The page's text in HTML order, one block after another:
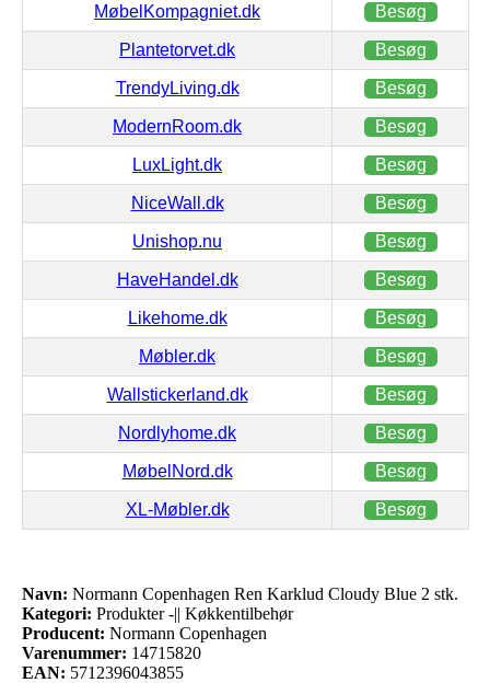
MøbelKompagniet.dk Besøg
Plantetorvet.dk Besøg
TrendyLiving.dk Besøg
ModernRoom.dk Besøg
LuxLight.dk Besøg
NiceWall.dk Besøg
Unishop.nu Besøg
HaveHandel.dk Besøg
Likehome.dk Besøg
Møbler.dk Besøg
Wallstickerland.dk Besøg
Nordlyhome.dk Besøg
MøbelNord.dk Besøg
XL-Møbler.dk Besøg
Navn: Normann Copenhagen Ren Karklud Cloudy Blue 2 stk.
Kategori: Produkter -|| Køkkentilbehør
Producent: Normann Copenhagen
Varenummer: 14715820
EAN: 5712396043855